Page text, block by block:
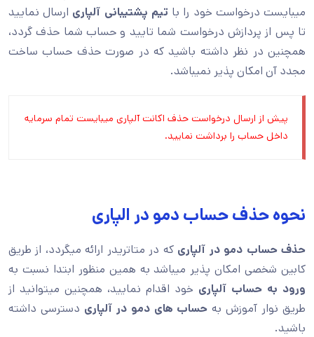
میبایست درخواست خود را با تیم پشتیبانی آلپاری ارسال نمایید
تا پس از پردازش درخواست شما تایید و حساب شما حذف گردد،
همچنین در نظر داشته باشید که در صورت حذف حساب ساخت
مجدد آن امکان پذیر نمیباشد.
پیش از ارسال درخواست حذف اکانت آلپاری میبایست تمام سرمایه
داخل حساب را برداشت نمایید.
نحوه حذف حساب دمو در الپاری
حذف حساب دمو در آلپاری که در متاتریدر ارائه میگردد، از طریق
کابین شخصی امکان پذیر میباشد به همین منظور ابتدا نسبت به
ورود به حساب آلپاری خود اقدام نمایید، همچنین میتوانید از
طریق نوار آموزش به حساب های دمو در آلپاری دسترسی داشته
باشید.